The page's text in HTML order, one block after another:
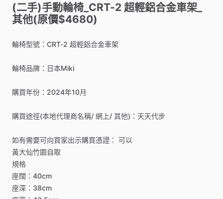
(二手)手動輪椅_CRT-2 超輕鋁合金車架_
其他(原價$4680)
輪椅型號：CRT-2 超輕鋁合金車架
輪椅品牌：日本Miki
購買年份：2024年10月
購買途徑(本地代理商名稱​/​ 網上​/​ 其他)：天天代步
如有需要可向買家出示購買憑證： 可以
黃大仙竹園自取
規格
座闊：40cm
座深：38cm